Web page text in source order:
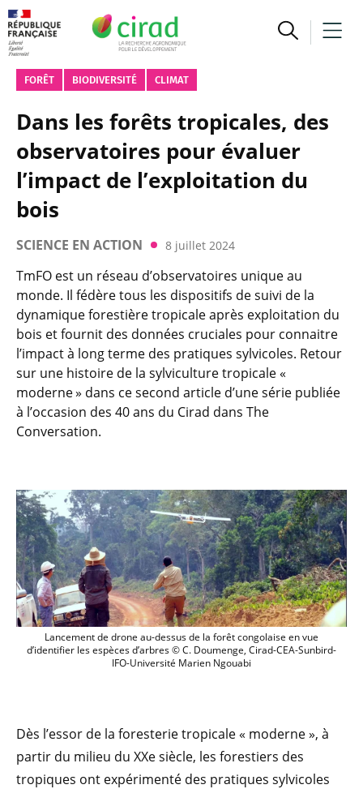
FORÊT BIODIVERSITÉ CLIMAT
Dans les forêts tropicales, des
observatoires pour évaluer
l’impact de l’exploitation du
bois
SCIENCE EN ACTION 8 juillet 2024
TmFO est un réseau d’observatoires unique au
monde. Il fédère tous les dispositifs de suivi de la
dynamique forestière tropicale après exploitation du
bois et fournit des données cruciales pour connaitre
l’impact à long terme des pratiques sylvicoles. Retour
sur une histoire de la sylviculture tropicale «
moderne » dans ce second article d’une série publiée
à l’occasion des 40 ans du Cirad dans The
Conversation.
Lancement de drone au-dessus de la
Lancement de drone au-dessus de la forêt congolaise en vue
d’identifier les espèces d’arbres © C. Doumenge, Cirad-CEA-Sunbird-
IFO-Université Marien Ngouabi
Dès l’essor de la foresterie tropicale « moderne », à
partir du milieu du XXe siècle, les forestiers des
tropiques ont expérimenté des pratiques sylvicoles